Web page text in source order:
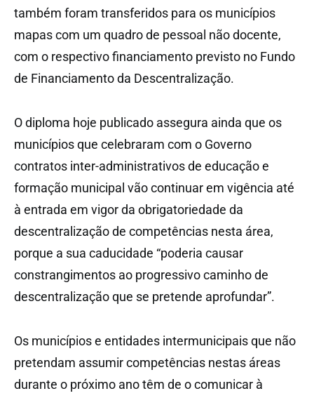
também foram transferidos para os municípios
mapas com um quadro de pessoal não docente,
com o respectivo financiamento previsto no Fundo
de Financiamento da Descentralização.
O diploma hoje publicado assegura ainda que os
municípios que celebraram com o Governo
contratos inter-administrativos de educação e
formação municipal vão continuar em vigência até
à entrada em vigor da obrigatoriedade da
descentralização de competências nesta área,
porque a sua caducidade “poderia causar
constrangimentos ao progressivo caminho de
descentralização que se pretende aprofundar”.
Os municípios e entidades intermunicipais que não
pretendam assumir competências nestas áreas
durante o próximo ano têm de o comunicar à